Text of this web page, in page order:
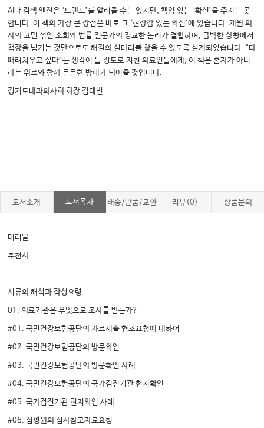
AI나 검색 엔진은 ‘트렌드’를 알려줄 수는 있지만, 책임 있는 ‘확신’을 주지는 못
합니다. 이 책의 가장 큰 장점은 바로 그 ‘현장감 있는 확신’에 있습니다. 개원 의
사의 고민 섞인 소회와 법률 전문가의 정교한 논리가 결합하여, 급박한 상황에서
책장을 넘기는 것만으로도 해결의 실마리를 찾을 수 있도록 설계되었습니다. “다
때려치우고 싶다”는 생각이 들 정도로 지친 의료인들에게, 이 책은 혼자가 아니
라는 위로와 함께 든든한 방패가 되어줄 것입니다.
경기도내과의사회 회장 김태빈
도서소개 도서목차 배송/반품/교환 리뷰(0) 상품문의
머리말
추천사
서류의 해석과 작성요령
01. 의료기관은 무엇으로 조사를 받는가?
#01. 국민건강보험공단의 자료제출 협조요청에 대하여
#02. 국민건강보험공단의 방문확인
#03. 국민건강보험공단의 방문확인 사례
#04. 국민건강보험공단의 국가검진기관 현지확인
#05. 국가검진기관 현지확인 사례
#06. 심평원의 심사참고자료요청